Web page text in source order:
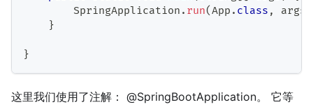
SpringApplication . run(App . class , args
}
}
这里我们使用了注解： @SpringBootApplication。 它等